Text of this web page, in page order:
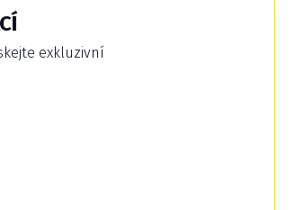
exkluzivní